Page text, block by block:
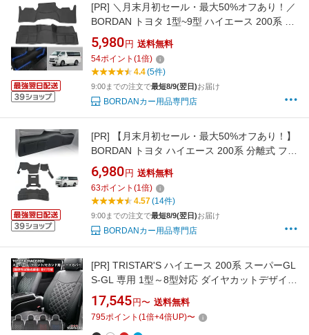
[PR] ＼月末月初セール・最大50%オフあり！／
BORDAN トヨタ 1型~9型 ハイエース 200系 フ
ロントデッキカバー リアデッキカバー フロン
ト シートカバー 標準ボディ エンジンルームカ
バー フロアカバー エンジンルーム 断熱 ハイエ
ース 内装パーツ 汚れ 傷防止 2枚入 1年保証
5,980 円 送料無料
54ポイント (1倍)
4.4(5件)
9:00までの注文で最短8/9(翌日)お届け
BORDANカー用品専門店
[PR]
【月末月初セール・最大50%オフあり！】
BORDAN トヨタ ハイエース 200系 分離式 フロ
ントデッキカバー ハイエース 1 ~ 9型 S-GL 標
準ボディ ディーゼル リアデッキカバー フロン
ト シートカバー エンジンルームカバー フロア
カバー 断熱汚れ 傷防止 内装パーツ 1年保証
6,980 円 送料無料
63ポイント (1倍)
4.57(14件)
9:00までの注文で最短8/9(翌日)お届け
BORDANカー用品専門店
[PR] TRISTAR'S ハイエース 200系 スーパーGL
S-GL 専用 1型～8型対応 ダイヤカットデザイン
レザーシートカバー フロント / セカンド用
17,545 円〜 送料無料
795ポイント (1倍+4倍UP)〜